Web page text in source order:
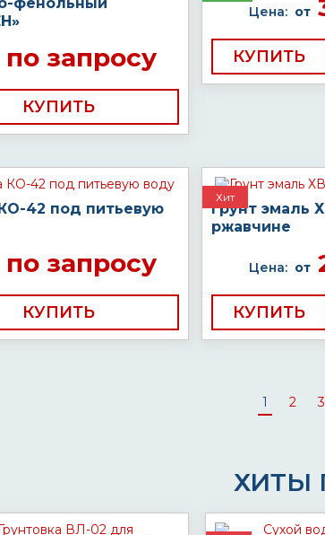
запросу
КУПИТЬ
Цена: от
КУПИТЬ
42 под питьевую
запросу
КУПИТЬ
Хит
Грунт эмаль
ржавчине
Цена: от
КУПИТЬ
1 2 3
ХИТЫ